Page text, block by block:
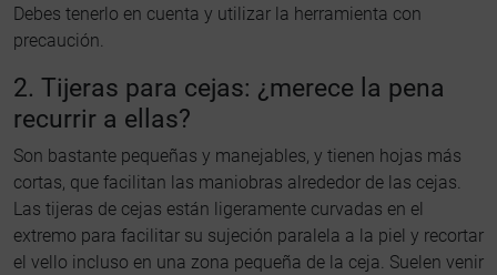
Debes tenerlo en cuenta y utilizar la herramienta con
precaución.
2. Tijeras para cejas: ¿merece la pena
recurrir a ellas?
Son bastante pequeñas y manejables, y tienen hojas más
cortas, que facilitan las maniobras alrededor de las cejas.
Las tijeras de cejas están ligeramente curvadas en el
extremo para facilitar su sujeción paralela a la piel y recortar
el vello incluso en una zona pequeña de la ceja. Suelen venir